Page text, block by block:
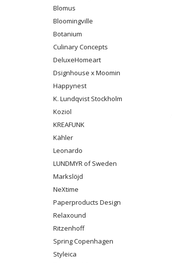
Blomus
Bloomingville
Botanium
Culinary Concepts
DeluxeHomeart
Dsignhouse x Moomin
Happynest
K. Lundqvist Stockholm
Koziol
KREAFUNK
Kähler
Leonardo
LUNDMYR of Sweden
Markslöjd
NeXtime
Paperproducts Design
Relaxound
Ritzenhoff
Spring Copenhagen
Styleica
Markslöjd Taklampa Cupolo 7
Bärbar LED-lampa Bello Ivory